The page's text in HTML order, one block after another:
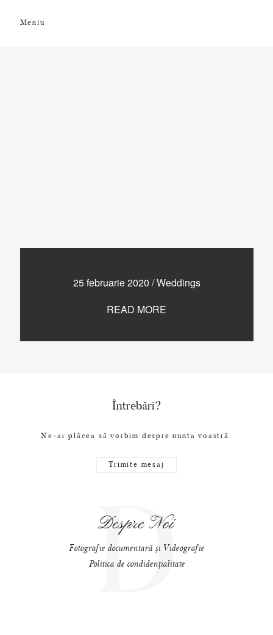
Meniu
25 februarie 2020 /Weddings
READ MORE
Întrebări?
Ne-ar plăcea să vorbim despre nunta voastră.
Trimite mesaj
Despre Noi
D
Fotografie documentară și Videografie
Politica de condidențialitate